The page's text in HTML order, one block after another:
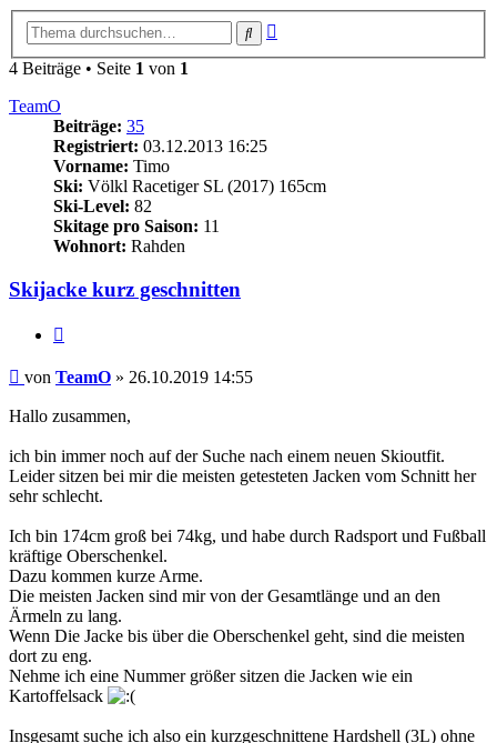
Suche
4 Beiträge • Seite 1 von 1
TeamO
Beiträge: 35
Registriert: 03.12.2013 16:25
Vorname: Timo
Ski: Völkl Racetiger SL (2017) 165cm
Ski-Level: 82
Skitage pro Saison: 11
Wohnort: Rahden
Skijacke kurz geschnitten
Beitrag
von TeamO » 26.10.2019 14:55
Hallo zusammen,
ich bin immer noch auf der Suche nach einem neuen Skioutfit.
Leider sitzen bei mir die meisten getesteten Jacken vom Schnitt her
sehr schlecht.
Ich bin 174cm groß bei 74kg, und habe durch Radsport und Fußball
kräftige Oberschenkel.
Dazu kommen kurze Arme.
Die meisten Jacken sind mir von der Gesamtlänge und an den
Ärmeln zu lang.
Wenn Die Jacke bis über die Oberschenkel geht, sind die meisten
dort zu eng.
Nehme ich eine Nummer größer sitzen die Jacken wie ein
Kartoffelsack
Insgesamt suche ich also ein kurzgeschnittene Hardshell (3L) ohne